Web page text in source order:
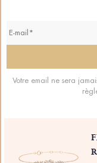
Votre email ne sera